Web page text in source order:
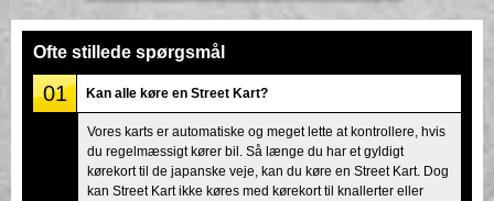
Stemme
Virksomhed
Tokyo Shinagawa Tokyo Akihabara#1
Tokyo Akihabara#2 Tokyo Shibuya
Tokyo Shibuya Annex Tokyo Bay
Ofte stillede spørgsmål
01 Kan alle køre en Street Kart?
Vores karts er automatiske og meget lette at kontrollere, hvis
du regelmæssigt kører bil. Så længe du har et gyldigt
kørekort til de japanske veje, kan du køre en Street Kart. Dog
kan Street Kart ikke køres med kørekort til knallerter eller